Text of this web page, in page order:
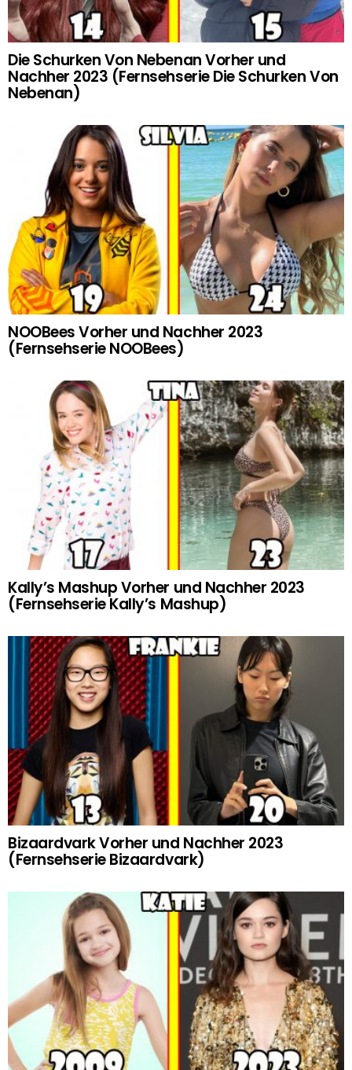
Die Schurken Von Nebenan Vorher und
Nachher 2023 (Fernsehserie Die Schurken Von
Nebenan)
NOOBees Vorher und Nachher 2023
(Fernsehserie NOOBees)
Kally’s Mashup Vorher und Nachher 2023
(Fernsehserie Kally’s Mashup)
Bizaardvark Vorher und Nachher 2023
(Fernsehserie Bizaardvark)